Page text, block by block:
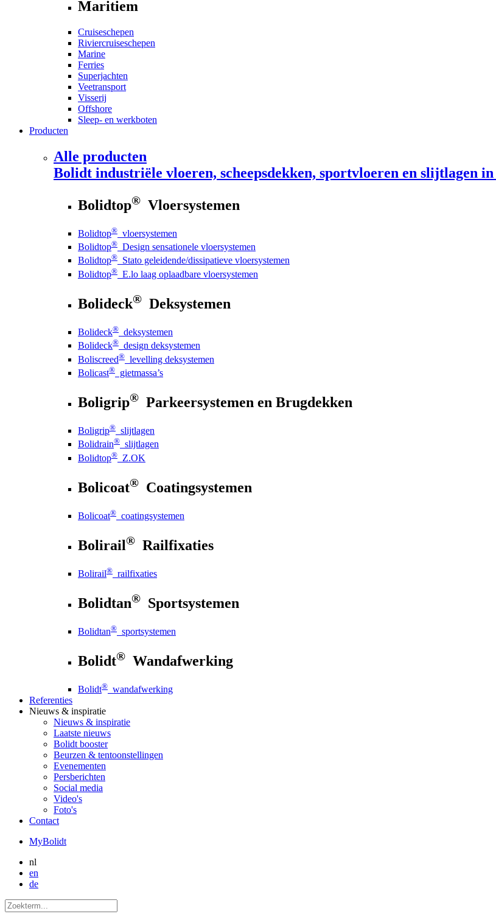
Maritiem
Cruiseschepen
Riviercruiseschepen
Marine
Ferries
Superjachten
Veetransport
Visserij
Offshore
Sleep- en werkboten
Producten
Alle producten
Bolidt industriële vloeren, scheepsdekken, sportvloeren en slijtlagen
Bolidtop® Vloersystemen
Bolidtop® vloersystemen
Bolidtop® Design sensationele vloersystemen
Bolidtop® Stato geleidende/dissipatieve vloersystemen
Bolidtop® E.lo laag oplaadbare vloersystemen
Bolideck® Deksystemen
Bolideck® deksystemen
Bolideck® design deksystemen
Boliscreed® levelling deksystemen
Bolicast® gietmassa’s
Boligrip® Parkeersystemen en Brugdekken
Boligrip® slijtlagen
Bolidrain® slijtlagen
Bolidtop® Z.OK
Bolicoat® Coatingsystemen
Bolicoat® coatingsystemen
Bolirail® Railfixaties
Bolirail® railfixaties
Bolidtan® Sportsystemen
Bolidtan® sportsystemen
Bolidt® Wandafwerking
Bolidt® wandafwerking
Referenties
Nieuws & inspiratie
Nieuws & inspiratie
Laatste nieuws
Bolidt booster
Beurzen & tentoonstellingen
Evenementen
Persberichten
Social media
Video's
Foto's
Contact
MyBolidt
nl
en
de